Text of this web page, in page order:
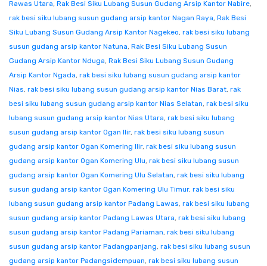
Rawas Utara, Rak Besi Siku Lubang Susun Gudang Arsip Kantor Nabire,
rak besi siku lubang susun gudang arsip kantor Nagan Raya, Rak Besi
Siku Lubang Susun Gudang Arsip Kantor Nagekeo, rak besi siku lubang
susun gudang arsip kantor Natuna, Rak Besi Siku Lubang Susun
Gudang Arsip Kantor Nduga, Rak Besi Siku Lubang Susun Gudang
Arsip Kantor Ngada, rak besi siku lubang susun gudang arsip kantor
Nias, rak besi siku lubang susun gudang arsip kantor Nias Barat, rak
besi siku lubang susun gudang arsip kantor Nias Selatan, rak besi siku
lubang susun gudang arsip kantor Nias Utara, rak besi siku lubang
susun gudang arsip kantor Ogan Ilir, rak besi siku lubang susun
gudang arsip kantor Ogan Komering Ilir, rak besi siku lubang susun
gudang arsip kantor Ogan Komering Ulu, rak besi siku lubang susun
gudang arsip kantor Ogan Komering Ulu Selatan, rak besi siku lubang
susun gudang arsip kantor Ogan Komering Ulu Timur, rak besi siku
lubang susun gudang arsip kantor Padang Lawas, rak besi siku lubang
susun gudang arsip kantor Padang Lawas Utara, rak besi siku lubang
susun gudang arsip kantor Padang Pariaman, rak besi siku lubang
susun gudang arsip kantor Padangpanjang, rak besi siku lubang susun
gudang arsip kantor Padangsidempuan, rak besi siku lubang susun